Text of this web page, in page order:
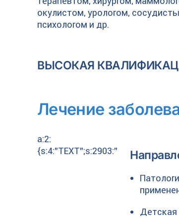
окулистом, урологом,
психологом и др.
ВЫСОКАЯ
Лечение
a:2:
{s:4:"TEXT";s:2903:"
Детская